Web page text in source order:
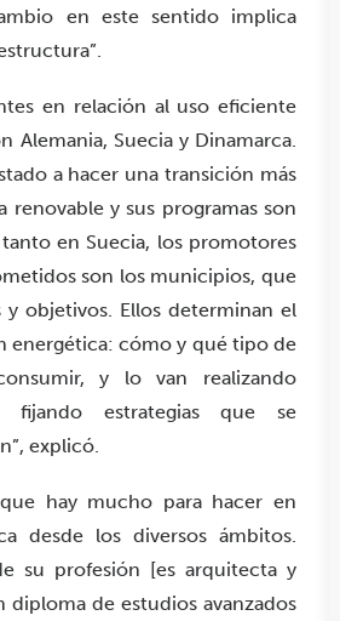
en este sentido implica
en relación al uso eficiente
Alemania, Suecia y Dinamarca.
a hacer una transición más
renovable y sus programas son
en Suecia, los promotores
son los municipios, que
y objetivos. Ellos determinan el
energética: cómo y qué tipo de
y lo van realizando
fijando estrategias que se
explicó.
hay mucho para hacer en
desde los diversos ámbitos.
su profesión [es arquitecta y
de estudios avanzados